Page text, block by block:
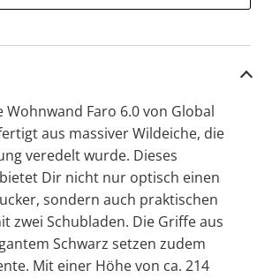
Wohnwand Faro 6.0 von Global
aus massiver Wildeiche, die
veredelt wurde. Dieses
Dir nicht nur optisch einen
sondern auch praktischen
zwei Schubladen. Die Griffe aus
Schwarz setzen zudem
Mit einer Höhe von ca. 214